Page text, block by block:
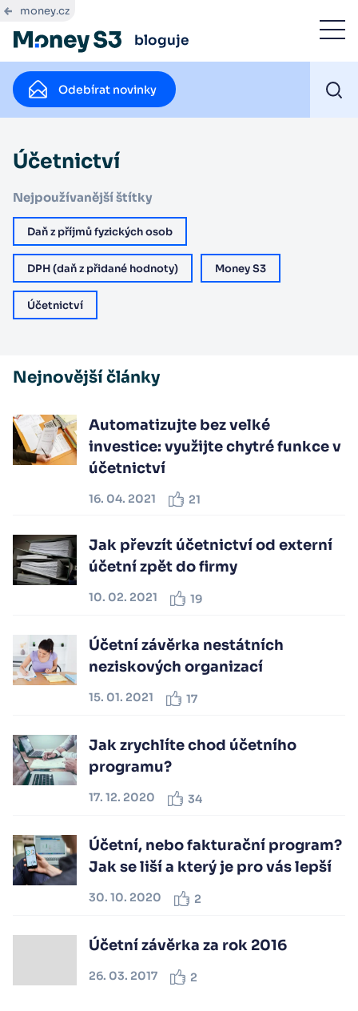
money.cz
bloguje
Odebírat novinky
Účetnictví
Nejpoužívanější štítky
Daň z příjmů fyzických osob
DPH (daň z přidané hodnoty) Money S3
Účetnictví
Nejnovější články
Automatizujte bez velké
investice: využijte chytré funkce v
účetnictví
16. 04. 2021 21
Jak převzít účetnictví od externí
účetní zpět do firmy
10. 02. 2021 19
Účetní závěrka nestátních
neziskových organizací
15. 01. 2021 17
Jak zrychlíte chod účetního
programu?
17. 12. 2020 34
Účetní, nebo fakturační program?
Jak se liší a který je pro vás lepší
30. 10. 2020 2
Účetní závěrka za rok 2016
26. 03. 2017 2